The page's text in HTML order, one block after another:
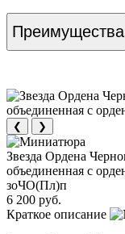
Преимущества
❮ ❯
Звезда Ордена
объединенная с
зоЧО(Пл)п
6 200 руб.
Краткое описание